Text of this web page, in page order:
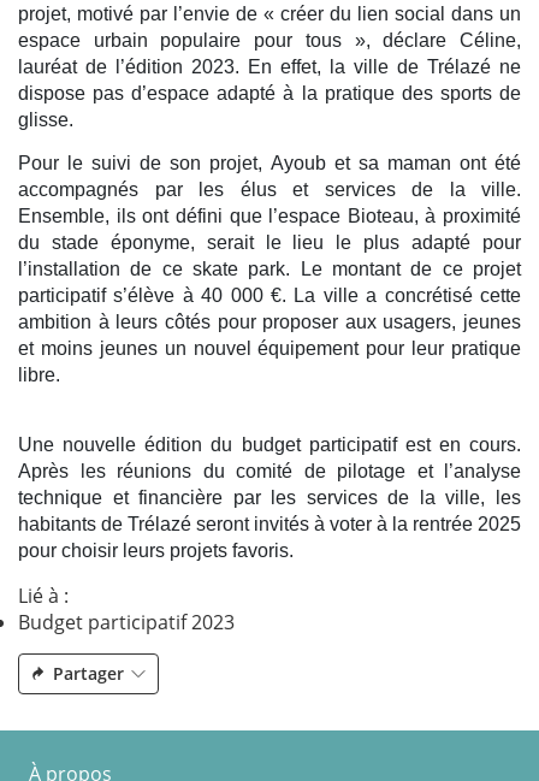
projet, motivé par l’envie de « créer du lien social dans un
espace urbain populaire pour tous », déclare Céline,
lauréat de l’édition 2023. En effet, la ville de Trélazé ne
dispose pas d’espace adapté à la pratique des sports de
glisse.
Pour le suivi de son projet, Ayoub et sa maman ont été
accompagnés par les élus et services de la ville.
Ensemble, ils ont défini que l’espace Bioteau, à proximité
du stade éponyme, serait le lieu le plus adapté pour
l’installation de ce skate park. Le montant de ce projet
participatif s’élève à 40 000 €. La ville a concrétisé cette
ambition à leurs côtés pour proposer aux usagers, jeunes
et moins jeunes un nouvel équipement pour leur pratique
libre.
Une nouvelle édition du budget participatif est en cours.
Après les réunions du comité de pilotage et l’analyse
technique et financière par les services de la ville, les
habitants de Trélazé seront invités à voter à la rentrée 2025
pour choisir leurs projets favoris.
Lié à :
Budget participatif 2023
Partager
À propos